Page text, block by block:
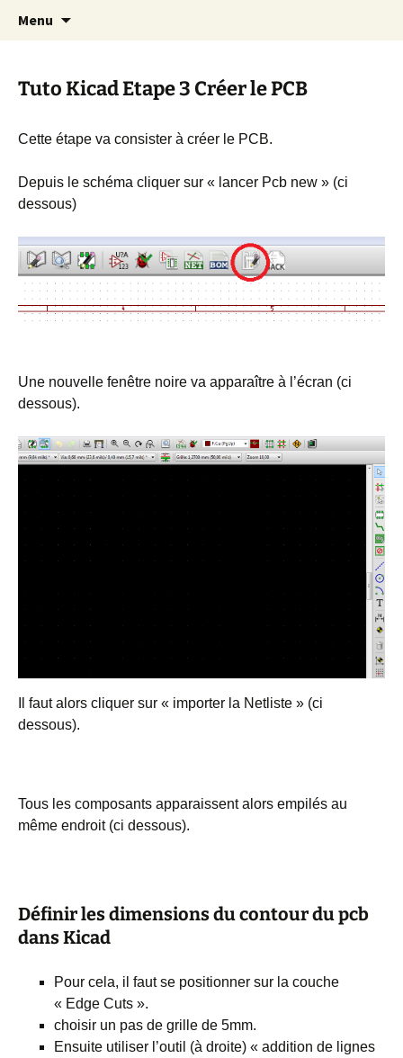
Christian Pc
Cours Dépannages informatique
Interventions rapides création de sites
Menu
Tuto Kicad Etape 3 Créer le PCB
Cette étape va consister à créer le PCB.
Depuis le schéma cliquer sur « lancer Pcb new » (ci
dessous)
Une nouvelle fenêtre noire va apparaître à l’écran (ci
dessous).
Il faut alors cliquer sur « importer la Netliste » (ci
dessous).
Tous les composants apparaissent alors empilés au
même endroit (ci dessous).
Définir les dimensions du contour du pcb
dans Kicad
Pour cela, il faut se positionner sur la couche
« Edge Cuts ».
choisir un pas de grille de 5mm.
Ensuite utiliser l’outil (à droite) « addition de lignes